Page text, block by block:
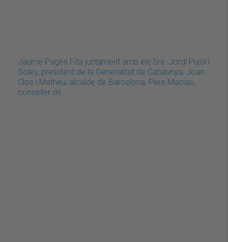
Jaume Pagès Fita juntament amb els Srs. Jordi Pujol i
Soley, president de la Generalitat de Catalunya, Joan
Clos i Matheu, alcalde de Barcelona, Pere Macias,
conseller de…